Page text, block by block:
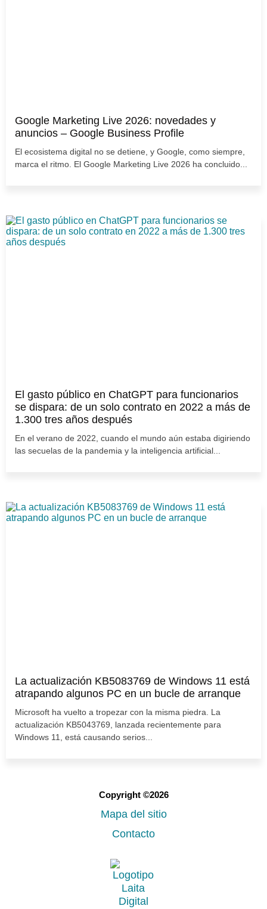
Google Marketing Live 2026: novedades y
anuncios – Google Business Profile
El ecosistema digital no se detiene, y Google, como siempre,
marca el ritmo. El Google Marketing Live 2026 ha concluido...
El gasto público en ChatGPT para funcionarios
se dispara: de un solo contrato en 2022 a más de
1.300 tres años después
En el verano de 2022, cuando el mundo aún estaba digiriendo
las secuelas de la pandemia y la inteligencia artificial...
La actualización KB5083769 de Windows 11 está
atrapando algunos PC en un bucle de arranque
Microsoft ha vuelto a tropezar con la misma piedra. La
actualización KB5043769, lanzada recientemente para
Windows 11, está causando serios...
Copyright ©2026
Mapa del sitio
Contacto